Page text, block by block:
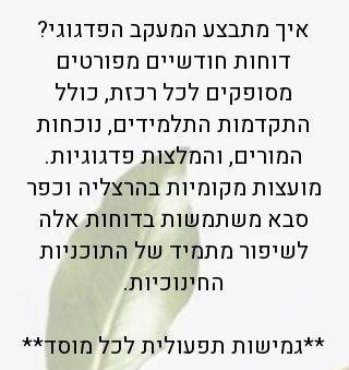
איך מתבצע המעקב הפדגוגי?
דוחות חודשיים מפורטים
מסופקים לכל רכזת, כולל
התקדמות התלמידים, נוכחות
המורים, והמלצות פדגוגיות.
מועצות מקומיות בהרצליה וכפר
סבא משתמשות בדוחות אלה
לשיפור מתמיד של התוכניות
החינוכיות.
**גמישות תפעולית לכל מוסד**